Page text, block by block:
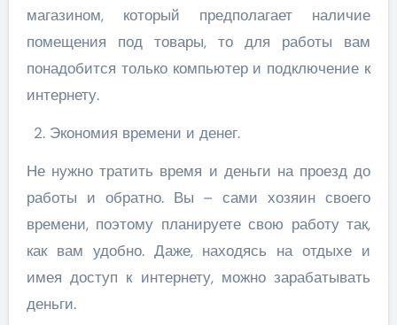
магазином, который предполагает наличие
помещения под товары, то для работы вам
понадобится только компьютер и подключение к
интернету.
Экономия времени и денег.
Не нужно тратить время и деньги на проезд до
работы и обратно. Вы – сами хозяин своего
времени, поэтому планируете свою работу так,
как вам удобно. Даже, находясь на отдыхе и
имея доступ к интернету, можно зарабатывать
деньги.